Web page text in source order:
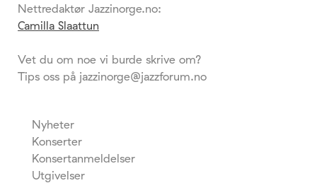
Nettredaktør Jazzinorge.no:
Camilla Slaattun
Vet du om noe vi burde skrive om?
Tips oss på jazzinorge@jazzforum.no
Nyheter
Konserter
Konsertanmeldelser
Utgivelser